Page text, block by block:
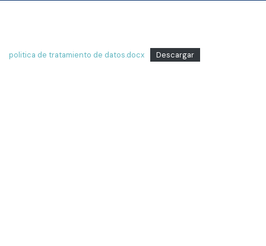
politica de tratamiento de datos.docx Descargar